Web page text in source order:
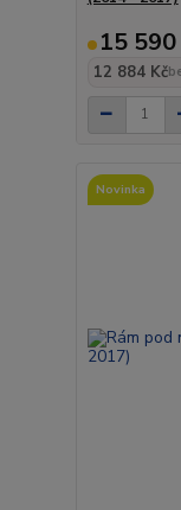
15 590
12 884 Kč
Novinka